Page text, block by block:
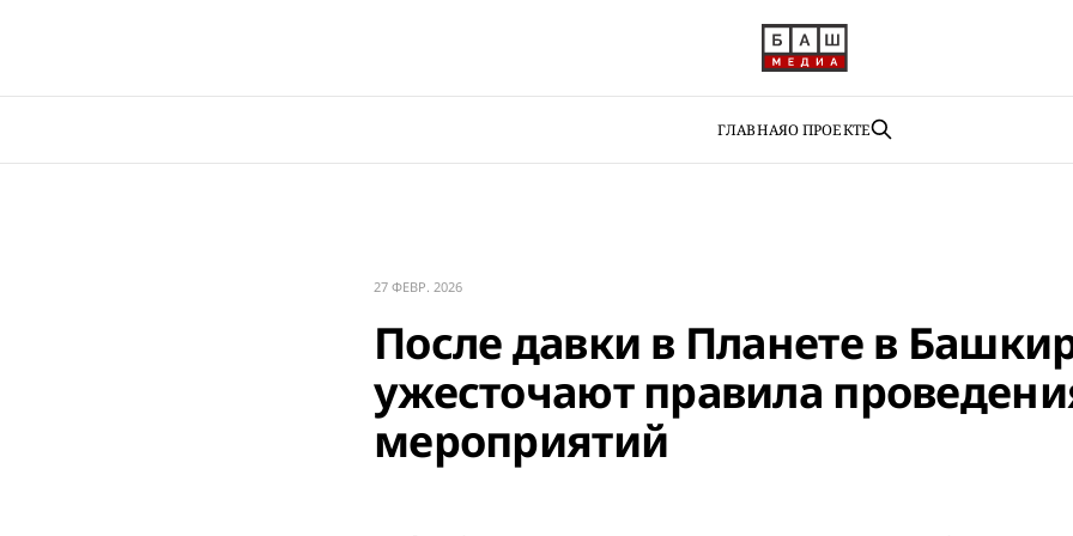
ГЛАВНАЯО ПРОЕКТЕ
27 ФЕВР. 2026
После давки в Планете в
ужесточают правила
мероприятий